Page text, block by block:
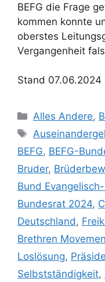
BEFG die Frage
kommen konnte
oberstes
Vergangenheit
Stand 07.06.2024
Kategorien
Alles Andere,
Schlagwörter
BEFG, BEFG-
Bruder,
Bund
Bundesrat 2024,
Deutschland,
Brethren
Loslösung,
Selbstständigkeit,